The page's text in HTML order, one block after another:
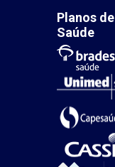
Planos de
Saúde